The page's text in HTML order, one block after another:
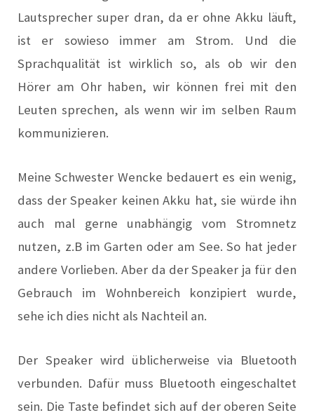
Lautsprecher super dran, da er ohne Akku läuft,
ist er sowieso immer am Strom. Und die
Sprachqualität ist wirklich so, als ob wir den
Hörer am Ohr haben, wir können frei mit den
Leuten sprechen, als wenn wir im selben Raum
kommunizieren.
Meine Schwester Wencke bedauert es ein wenig,
dass der Speaker keinen Akku hat, sie würde ihn
auch mal gerne unabhängig vom Stromnetz
nutzen, z.B im Garten oder am See. So hat jeder
andere Vorlieben. Aber da der Speaker ja für den
Gebrauch im Wohnbereich konzipiert wurde,
sehe ich dies nicht als Nachteil an.
Der Speaker wird üblicherweise via Bluetooth
verbunden. Dafür muss Bluetooth eingeschaltet
sein. Die Taste befindet sich auf der oberen Seite